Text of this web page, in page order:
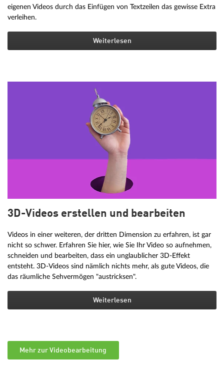
eigenen Videos durch das Einfügen von Textzeilen das gewisse Extra
verleihen.
Weiterlesen
3D-Videos erstellen und bearbeiten
Videos in einer weiteren, der dritten Dimension zu erfahren, ist gar
nicht so schwer. Erfahren Sie hier, wie Sie Ihr Video so aufnehmen,
schneiden und bearbeiten, dass ein unglaublicher 3D-Effekt
entsteht. 3D-Videos sind nämlich nichts mehr, als gute Videos, die
das räumliche Sehvermögen "austricksen".
Weiterlesen
Mehr zur Videobearbeitung